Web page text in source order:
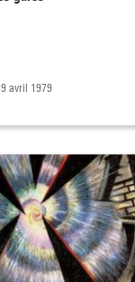
avril 1979